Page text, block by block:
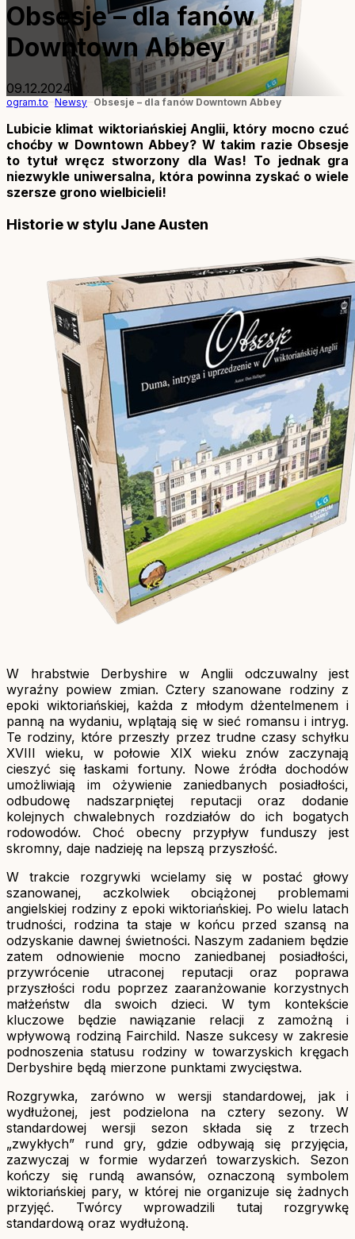
Obsesje – dla fanów
Downtown Abbey
09.12.2024
ogram.to Newsy Obsesje – dla fanów Downtown Abbey
Lubicie klimat wiktoriańskiej Anglii, który mocno czuć
choćby w Downtown Abbey? W takim razie Obsesje
to tytuł wręcz stworzony dla Was! To jednak gra
niezwykle uniwersalna, która powinna zyskać o wiele
szersze grono wielbicieli!
Historie w stylu Jane Austen
W hrabstwie Derbyshire w Anglii odczuwalny jest
wyraźny powiew zmian. Cztery szanowane rodziny z
epoki wiktoriańskiej, każda z młodym dżentelmenem i
panną na wydaniu, wplątają się w sieć romansu i intryg.
Te rodziny, które przeszły przez trudne czasy schyłku
XVIII wieku, w połowie XIX wieku znów zaczynają
cieszyć się łaskami fortuny. Nowe źródła dochodów
umożliwiają im ożywienie zaniedbanych posiadłości,
odbudowę nadszarpniętej reputacji oraz dodanie
kolejnych chwalebnych rozdziałów do ich bogatych
rodowodów. Choć obecny przypływ funduszy jest
skromny, daje nadzieję na lepszą przyszłość.
W trakcie rozgrywki wcielamy się w postać głowy
szanowanej, aczkolwiek obciążonej problemami
angielskiej rodziny z epoki wiktoriańskiej. Po wielu latach
trudności, rodzina ta staje w końcu przed szansą na
odzyskanie dawnej świetności. Naszym zadaniem będzie
zatem odnowienie mocno zaniedbanej posiadłości,
przywrócenie utraconej reputacji oraz poprawa
przyszłości rodu poprzez zaaranżowanie korzystnych
małżeństw dla swoich dzieci. W tym kontekście
kluczowe będzie nawiązanie relacji z zamożną i
wpływową rodziną Fairchild. Nasze sukcesy w zakresie
podnoszenia statusu rodziny w towarzyskich kręgach
Derbyshire będą mierzone punktami zwycięstwa.
Rozgrywka, zarówno w wersji standardowej, jak i
wydłużonej, jest podzielona na cztery sezony. W
standardowej wersji sezon składa się z trzech
„zwykłych” rund gry, gdzie odbywają się przyjęcia,
zazwyczaj w formie wydarzeń towarzyskich. Sezon
kończy się rundą awansów, oznaczoną symbolem
wiktoriańskiej pary, w której nie organizuje się żadnych
przyjęć. Twórcy wprowadzili tutaj rozgrywkę
standardową oraz wydłużoną.